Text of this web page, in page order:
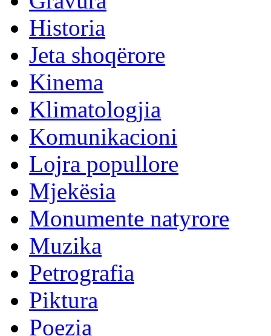
Historia
Jeta shoqërore
Kinema
Klimatologjia
Komunikacioni
Lojra popullore
Mjekësia
Monumente natyrore
Muzika
Petrografia
Piktura
Poezia